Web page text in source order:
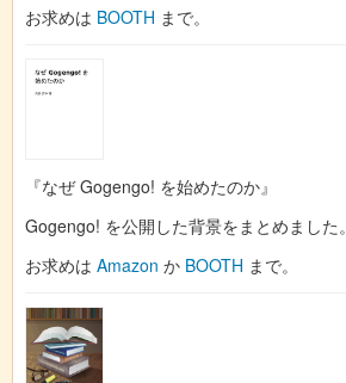
お求めは BOOTH まで。
『なぜ Gogengo! を始めたのか』
Gogengo! を公開した背景をまとめました。
お求めは Amazon か BOOTH まで。